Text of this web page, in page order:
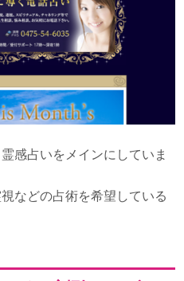
感占いをメインにしていま
などの占術を希望している